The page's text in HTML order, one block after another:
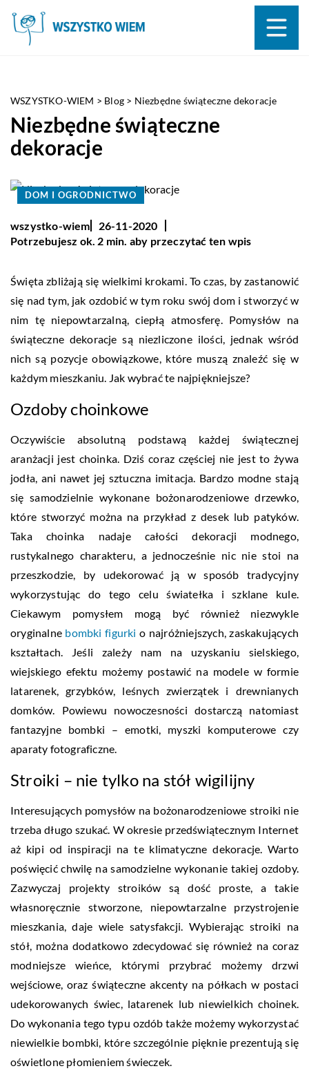
WSZYSTKO-WIEM > Blog > Niezbędne świąteczne dekoracje
Niezbędne świąteczne
dekoracje
DOM I OGRODNICTWO
wszystko-wiem
26-11-2020
Potrzebujesz ok. 2 min. aby przeczytać ten wpis
Święta zbliżają się wielkimi krokami. To czas, by zastanowić
się nad tym, jak ozdobić w tym roku swój dom i stworzyć w
nim tę niepowtarzalną, ciepłą atmosferę. Pomysłów na
świąteczne dekoracje są niezliczone ilości, jednak wśród
nich są pozycje obowiązkowe, które muszą znaleźć się w
każdym mieszkaniu. Jak wybrać te najpiękniejsze?
Ozdoby choinkowe
Oczywiście absolutną podstawą każdej świątecznej
aranżacji jest choinka. Dziś coraz częściej nie jest to żywa
jodła, ani nawet jej sztuczna imitacja. Bardzo modne stają
się samodzielnie wykonane bożonarodzeniowe drzewko,
które stworzyć można na przykład z desek lub patyków.
Taka choinka nadaje całości dekoracji modnego,
rustykalnego charakteru, a jednocześnie nic nie stoi na
przeszkodzie, by udekorować ją w sposób tradycyjny
wykorzystując do tego celu światełka i szklane kule.
Ciekawym pomysłem mogą być również niezwykle
oryginalne bombki figurki o najróżniejszych, zaskakujących
kształtach. Jeśli zależy nam na uzyskaniu sielskiego,
wiejskiego efektu możemy postawić na modele w formie
latarenek, grzybków, leśnych zwierzątek i drewnianych
domków. Powiewu nowoczesności dostarczą natomiast
fantazyjne bombki – emotki, myszki komputerowe czy
aparaty fotograficzne.
Stroiki – nie tylko na stół wigilijny
Interesujących pomysłów na bożonarodzeniowe stroiki nie
trzeba długo szukać. W okresie przedświątecznym Internet
aż kipi od inspiracji na te klimatyczne dekoracje. Warto
poświęcić chwilę na samodzielne wykonanie takiej ozdoby.
Zazwyczaj projekty stroików są dość proste, a takie
własnoręcznie stworzone, niepowtarzalne przystrojenie
mieszkania, daje wiele satysfakcji. Wybierając stroiki na
stół, można dodatkowo zdecydować się również na coraz
modniejsze wieńce, którymi przybrać możemy drzwi
wejściowe, oraz świąteczne akcenty na półkach w postaci
udekorowanych świec, latarenek lub niewielkich choinek.
Do wykonania tego typu ozdób także możemy wykorzystać
niewielkie bombki, które szczególnie pięknie prezentują się
oświetlone płomieniem świeczek.